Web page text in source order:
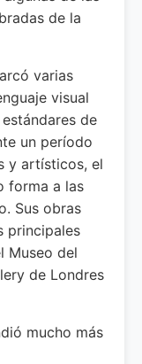
de la
varias
visual
de
un período
y artísticos, el
forma a las
Sus obras
principales
Museo del
de Londres
mucho más